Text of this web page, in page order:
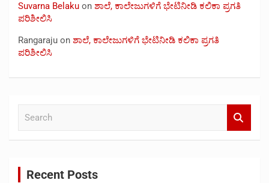
Suvarna Belaku on ಶಾಲೆ, ಕಾಲೇಜುಗಳಿಗೆ ಭೇಟಿನೀಡಿ ಕಲಿಕಾ ಪ್ರಗತಿ
ಪರಿಶೀಲಿಸಿ
Rangaraju on ಶಾಲೆ, ಕಾಲೇಜುಗಳಿಗೆ ಭೇಟಿನೀಡಿ ಕಲಿಕಾ ಪ್ರಗತಿ
ಪರಿಶೀಲಿಸಿ
Recent Posts